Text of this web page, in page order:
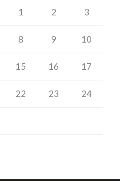
1 2 3
8 9 10
15 16 17
22 23 24